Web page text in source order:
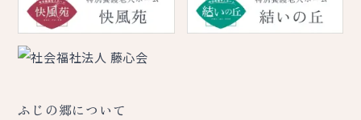
ふじの郷について